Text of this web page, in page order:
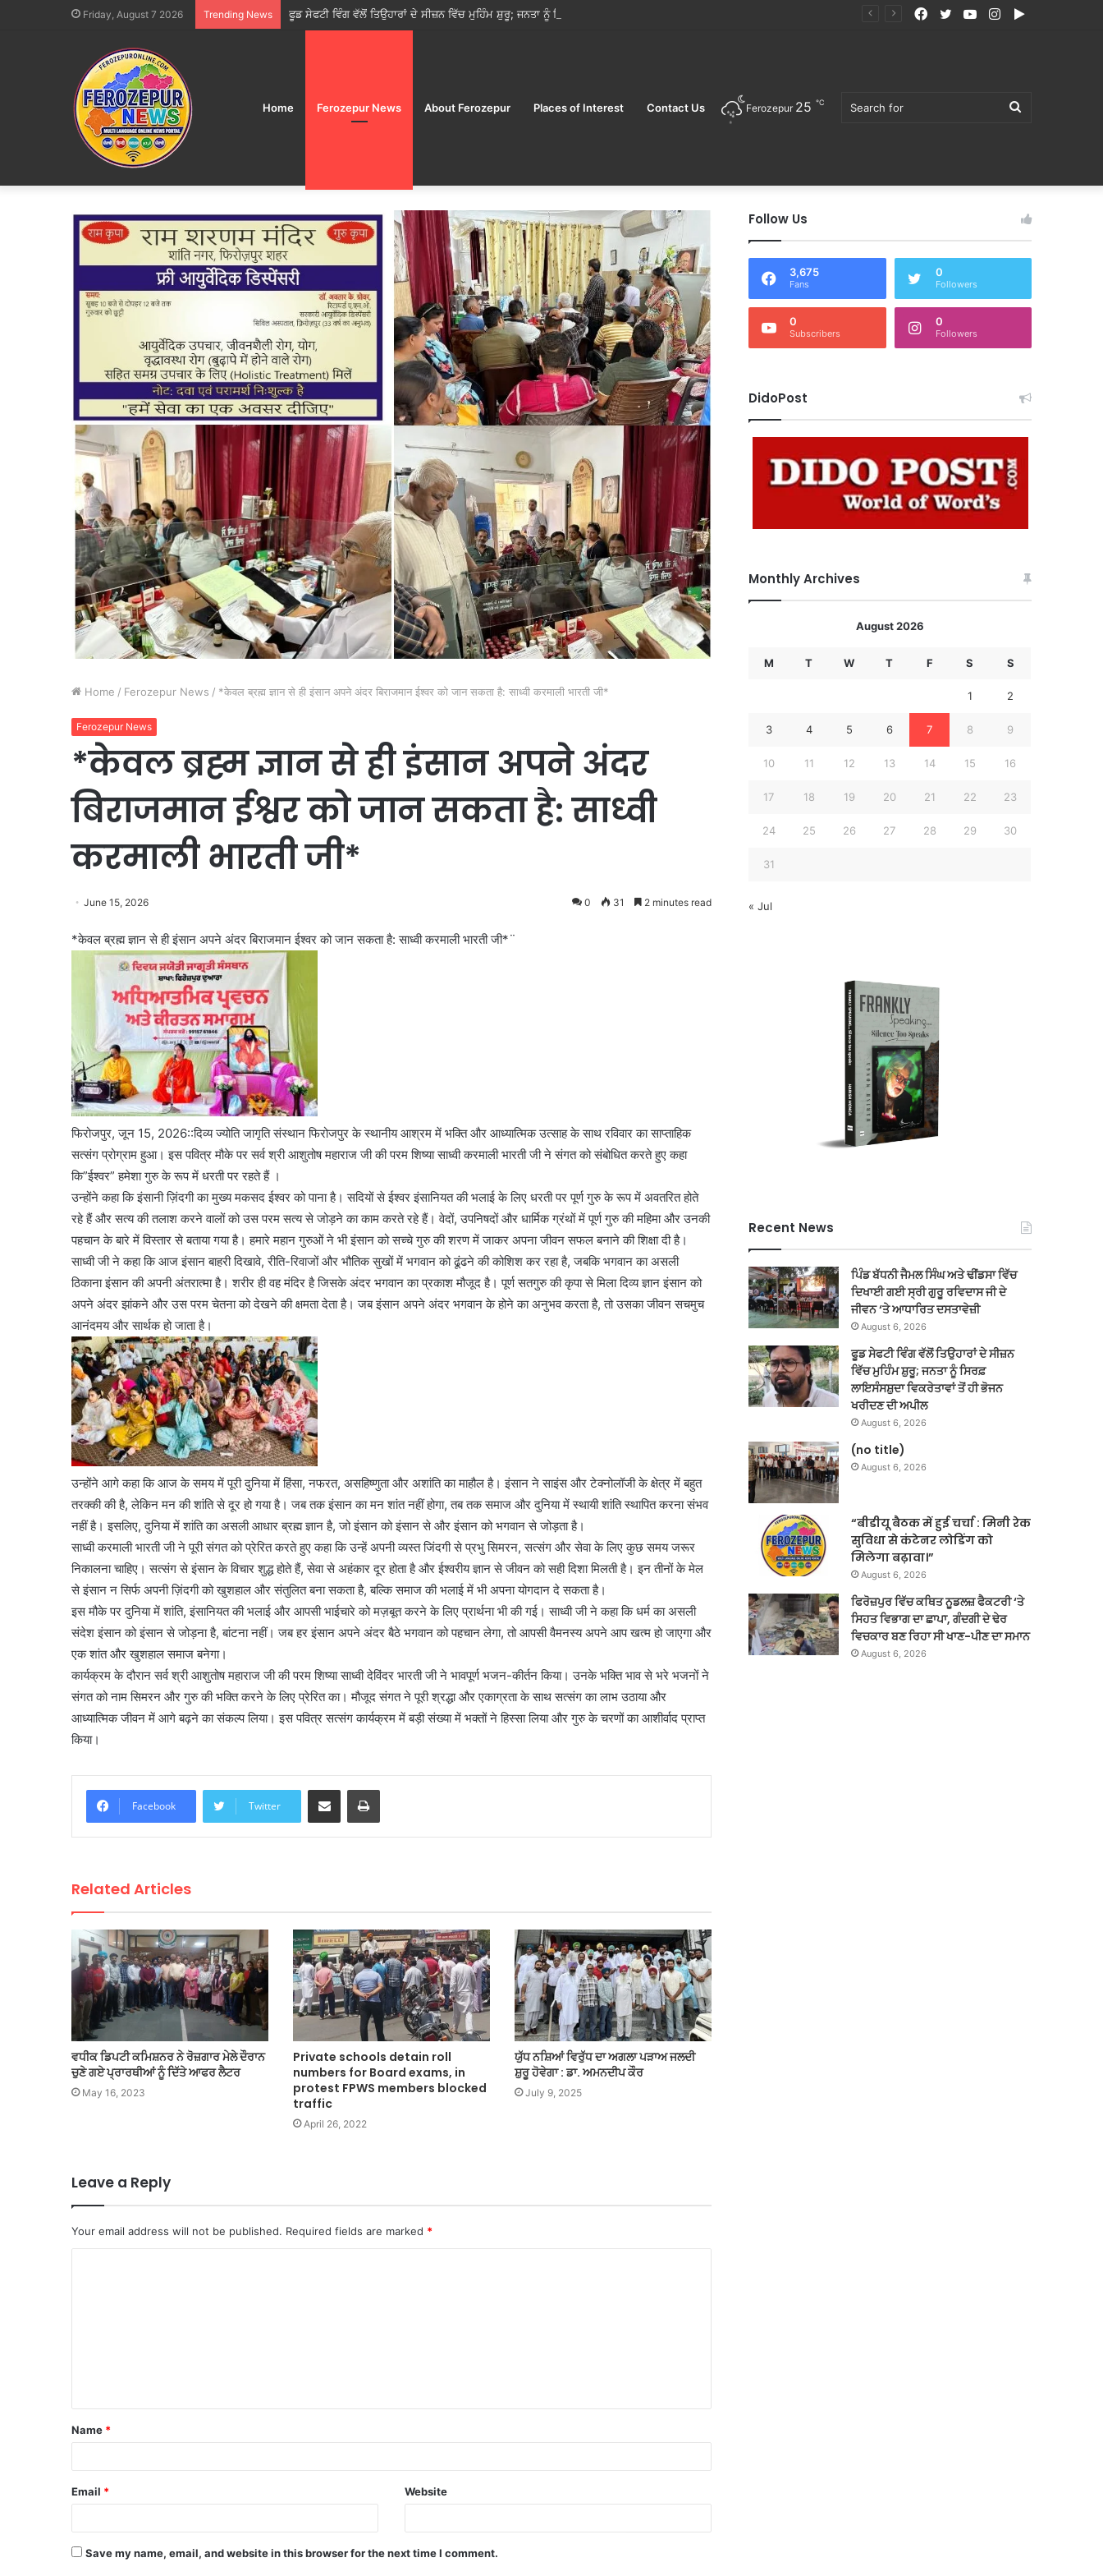
Friday, August 7 2026 Trending News ਫੂਡ ਸੇਫਟੀ ਵਿੰਗ ਵੱਲੋਂ ਤਿਉਹਾਰਾਂ ਦੇ ਸੀਜ਼ਨ ਵਿੱਚ ਮੁਹਿੰਮ ਸ਼ੁਰੂ; ਜਨਤਾ ਨੂੰ ਸਿਰਫ਼ ਲਾਇਸੰਸਸ਼ੁਦਾ ਵਿਕਰੇਤਾਵਾਂ ਤੋਂ ਹੀ ਭੋਜਨ ਖਰੀਦਣ ਦੀ ਅਪੀਲ
Google
Instagram
YouTube
Twitter
Facebook
Home Ferozepur News About Ferozepur Places of Interest Contact Us Search
for
Ferozepur 25 ℃
Home / Ferozepur News / *केवल ब्रह्म ज्ञान से ही इंसान अपने अंदर बिराजमान ईश्वर को जान सकता है: साध्वी करमाली भारती जी*
Ferozepur News
*केवल ब्रह्म ज्ञान से ही इंसान अपने अंदर
बिराजमान ईश्वर को जान सकता है: साध्वी
करमाली भारती जी*
June 15, 2026 0 31 2 minutes read
*केवल ब्रह्म ज्ञान से ही इंसान अपने अंदर बिराजमान ईश्वर को जान सकता है: साध्वी करमाली भारती जी*¨
फिरोजपुर, जून 15, 2026::दिव्य ज्योति जागृति संस्थान फिरोजपुर के स्थानीय आश्रम में भक्ति और आध्यात्मिक उत्साह के साथ रविवार का साप्ताहिक
सत्संग प्रोग्राम हुआ। इस पवित्र मौके पर सर्व श्री आशुतोष महाराज जी की परम शिष्या साध्वी करमाली भारती जी ने संगत को संबोधित करते हुए कहा
कि”ईश्वर” हमेशा गुरु के रूप में धरती पर रहते हैं ।
उन्होंने कहा कि इंसानी ज़िंदगी का मुख्य मकसद ईश्वर को पाना है। सदियों से ईश्वर इंसानियत की भलाई के लिए धरती पर पूर्ण गुरु के रूप में अवतरित होते
रहे हैं और सत्य की तलाश करने वालों को उस परम सत्य से जोड़ने का काम करते रहे हैं। वेदों, उपनिषदों और धार्मिक ग्रंथों में पूर्ण गुरु की महिमा और उनकी
पहचान के बारे में विस्तार से बताया गया है। हमारे महान गुरुओं ने भी इंसान को सच्चे गुरु की शरण में जाकर अपना जीवन सफल बनाने की शिक्षा दी है।
साध्वी जी ने कहा कि आज इंसान बाहरी दिखावे, रीति-रिवाजों और भौतिक सुखों में भगवान को ढूंढने की कोशिश कर रहा है, जबकि भगवान का असली
ठिकाना इंसान की अपनी अंतरात्मा है। शरीर ही वह मंदिर है जिसके अंदर भगवान का प्रकाश मौजूद है। पूर्ण सतगुरु की कृपा से मिला दिव्य ज्ञान इंसान को
अपने अंदर झांकने और उस परम चेतना को देखने की क्षमता देता है। जब इंसान अपने अंदर भगवान के होने का अनुभव करता है, तो उसका जीवन सचमुच
आनंदमय और सार्थक हो जाता है।
उन्होंने आगे कहा कि आज के समय में पूरी दुनिया में हिंसा, नफरत, असहिष्णुता और अशांति का माहौल है। इंसान ने साइंस और टेक्नोलॉजी के क्षेत्र में बहुत
तरक्की की है, लेकिन मन की शांति से दूर हो गया है। जब तक इंसान का मन शांत नहीं होगा, तब तक समाज और दुनिया में स्थायी शांति स्थापित करना संभव
नहीं है। इसलिए, दुनिया में शांति का असली आधार ब्रह्म ज्ञान है, जो इंसान को इंसान से और इंसान को भगवान से जोड़ता है।
साध्वी करमाली भारती जी ने पूरी संगत को प्रेरित करते हुए कहा कि उन्हें अपनी व्यस्त जिंदगी से प्रभु सिमरन, सत्संग और सेवा के लिए कुछ समय जरूर
निकालना चाहिए। सत्संग से इंसान के विचार शुद्ध होते हैं, सेवा से अहंकार दूर होता है और ईश्वरीय ज्ञान से जीवन को सही दिशा मिलती है। इन तीनों के मेल
से इंसान न सिर्फ अपनी ज़िंदगी को खुशहाल और संतुलित बना सकता है, बल्कि समाज की भलाई में भी अपना योगदान दे सकता है।
इस मौके पर दुनिया में शांति, इंसानियत की भलाई और आपसी भाईचारे को मज़बूत करने के लिए प्रार्थना भी की गई। साध्वी जी ने कहा कि धर्म का असली
संदेश इंसान को इंसान से जोड़ना है, बांटना नहीं। जब हर इंसान अपने अंदर बैठे भगवान को पहचान लेगा, तो आपसी वैमनस्य अपने आप खत्म हो जाएगा और
एक शांत और खुशहाल समाज बनेगा।
कार्यक्रम के दौरान सर्व श्री आशुतोष महाराज जी की परम शिष्या साध्वी देविंदर भारती जी ने भावपूर्ण भजन-कीर्तन किया। उनके भक्ति भाव से भरे भजनों ने
संगत को नाम सिमरन और गुरु की भक्ति करने के लिए प्रेरित का। मौजूद संगत ने पूरी श्रद्धा और एकाग्रता के साथ सत्संग का लाभ उठाया और
आध्यात्मिक जीवन में आगे बढ़ने का संकल्प लिया। इस पवित्र सत्संग कार्यक्रम में बड़ी संख्या में भक्तों ने हिस्सा लिया और गुरु के चरणों का आशीर्वाद प्राप्त
किया।
Facebook Twitter
Share via Email Print
Related Articles
ਵਧੀਕ ਡਿਪਟੀ ਕਮਿਸ਼ਨਰ ਨੇ ਰੋਜ਼ਗਾਰ ਮੇਲੇ ਦੌਰਾਨ
ਚੁਣੇ ਗਏ ਪ੍ਰਾਰਥੀਆਂ ਨੂੰ ਦਿੱਤੇ ਆਫਰ ਲੈਟਰ
May 16, 2023
Private schools detain roll
numbers for Board exams, in
protest FPWS members blocked
traffic
April 26, 2022
ਯੁੱਧ ਨਸ਼ਿਆਂ ਵਿਰੁੱਧ ਦਾ ਅਗਲਾ ਪੜਾਅ ਜਲਦੀ
ਸ਼ੁਰੂ ਹੋਵੇਗਾ : ਡਾ. ਅਮਨਦੀਪ ਕੌਰ
July 9, 2025
Leave a Reply
Your email address will not be published. Required fields are marked *
t
*
Name *
Email * Website
Save my name, email, and website in this browser for the next time I comment.
Follow Us
3,675
Fans
0
Followers
0
Subscribers
0
Followers
DidoPost
Monthly Archives
August 2026
M T W T F S S
1 2
3 4 5 6 7 8 9
10 11 12 13 14 15 16
17 18 19 20 21 22 23
24 25 26 27 28 29 30
31
« Jul
Recent News
ਪਿੰਡ ਬੱਧਨੀ ਜੈਮਲ ਸਿੰਘ ਅਤੇ ਢੀਂਡਸਾ ਵਿੱਚ
ਦਿਖਾਈ ਗਈ ਸ੍ਰੀ ਗੁਰੂ ਰਵਿਦਾਸ ਜੀ ਦੇ
ਜੀਵਨ ‘ਤੇ ਆਧਾਰਿਤ ਦਸਤਾਵੇਜ਼ੀ
August 6, 2026
ਫੂਡ ਸੇਫਟੀ ਵਿੰਗ ਵੱਲੋਂ ਤਿਉਹਾਰਾਂ ਦੇ ਸੀਜ਼ਨ
ਵਿੱਚ ਮੁਹਿੰਮ ਸ਼ੁਰੂ; ਜਨਤਾ ਨੂੰ ਸਿਰਫ਼
ਲਾਇਸੰਸਸ਼ੁਦਾ ਵਿਕਰੇਤਾਵਾਂ ਤੋਂ ਹੀ ਭੋਜਨ
ਖਰੀਦਣ ਦੀ ਅਪੀਲ
August 6, 2026
(no title)
August 6, 2026
“बीडीयू बैठक में हुई चर्चा : मिनी रेक
सुविधा से कंटेनर लोडिंग को
मिलेगा बढ़ावा।”
August 6, 2026
ਫਿਰੋਜ਼ਪੁਰ ਵਿੱਚ ਕਥਿਤ ਨੂਡਲਜ਼ ਫੈਕਟਰੀ ‘ਤੇ
ਸਿਹਤ ਵਿਭਾਗ ਦਾ ਛਾਪਾ, ਗੰਦਗੀ ਦੇ ਢੇਰ
ਵਿਚਕਾਰ ਬਣ ਰਿਹਾ ਸੀ ਖਾਣ-ਪੀਣ ਦਾ ਸਮਾਨ
August 6, 2026